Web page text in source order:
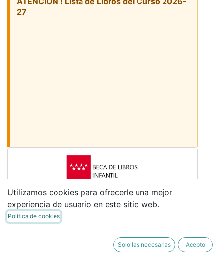
27
LIBROS COMUNES
Desmarca los libros que no necesites. (Si
tienes Beca de Libros de Infantil, desmarca
los libros "BECA DE LIBROS")
Sigue bajando para ver más libros
Utilizamos cookies para ofrecerle una mejor
experiencia de usuario en este sitio web.
Política de cookies
Solo las necesarias Acepto